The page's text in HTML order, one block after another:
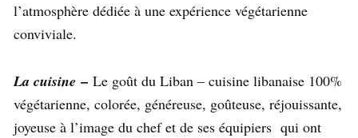
l’atmosphère dédiée à une expérience végétarienne
conviviale.
La cuisine – Le goût du Liban – cuisine libanaise 100%
végétarienne, colorée, généreuse, goûteuse, réjouissante,
joyeuse à l’image du chef et de ses équipiers qui ont